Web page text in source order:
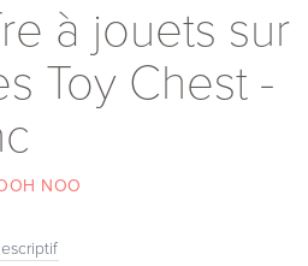
à jouets sur
Toy Chest -
NOO